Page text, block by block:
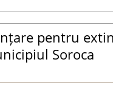
pentru
Soroca